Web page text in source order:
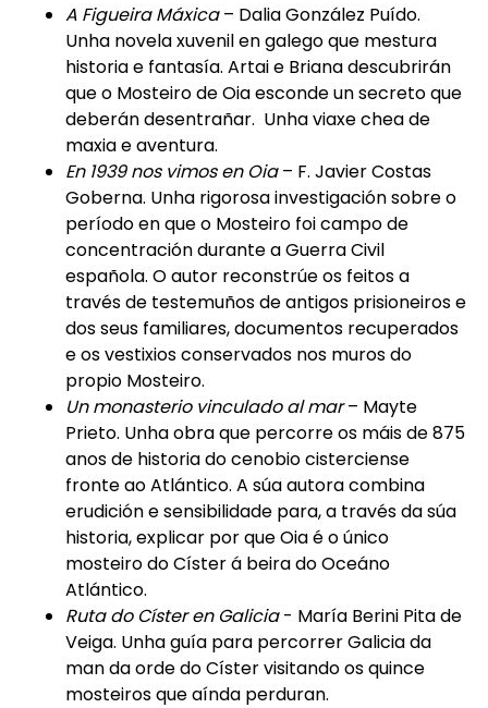
A Figueira Máxica– Dalia González Puído.
Unha novela xuvenil en galego que mestura
historia e fantasía. Artai e Briana descubrirán
que o Mosteiro de Oia esconde un secreto que
deberán desentrañar. Unha viaxe chea de
maxia e aventura.
En 1939 nos vimos en Oia– F. Javier Costas
Goberna. Unha rigorosa investigación sobre o
período en que o Mosteiro foi campo de
concentración durante a Guerra Civil
española. O autor reconstrúe os feitos a
través de testemuños de antigos prisioneiros e
dos seus familiares, documentos recuperados
e os vestixios conservados nos muros do
propio Mosteiro.
Un monasterio vinculado al mar– Mayte
Prieto. Unha obra que percorre os máis de 875
anos de historia do cenobio cisterciense
fronte ao Atlántico. A súa autora combina
erudición e sensibilidade para, a través da súa
historia, explicar por que Oia é o único
mosteiro do Císter á beira do Oceáno
Atlántico.
Ruta do Císter en Galicia- María Berini Pita de
Veiga. Unha guía para percorrer Galicia da
man da orde do Císter visitando os quince
mosteiros que aínda perduran.